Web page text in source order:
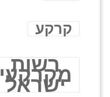
קרקע
רשות
מקרקעי
ישראל